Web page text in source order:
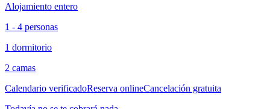
Alojamiento entero
1 - 4 personas
1 dormitorio
2 camas
Calendario verificadoReserva onlineCancelación gratuita